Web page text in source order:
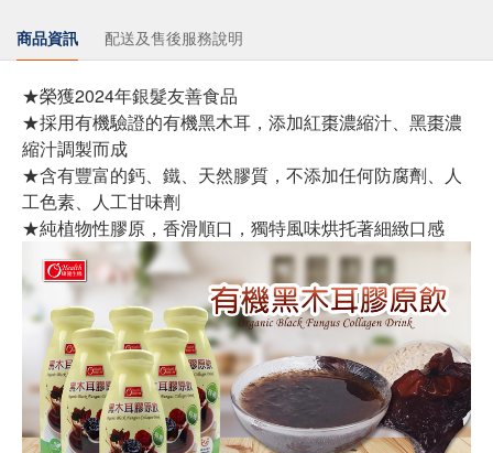
商品資訊 配送及售後服務說明
★榮獲2024年銀髮友善食品
★採用有機驗證的有機黑木耳，添加紅棗濃縮汁、黑棗濃
縮汁調製而成
★含有豐富的鈣、鐵、天然膠質，不添加任何防腐劑、人
工色素、人工甘味劑
★純植物性膠原，香滑順口，獨特風味烘托著細緻口感